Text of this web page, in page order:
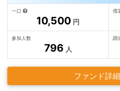
一口
10,500 円
償
参加人数
796 人
調
ファンド詳